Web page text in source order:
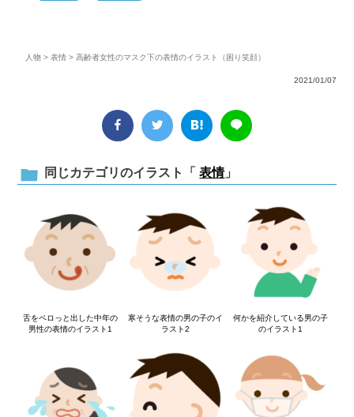
人物 >表情 > 高齢者女性のマスク下の表情のイラスト（困り笑顔）
2021/01/07
同じカテゴリのイラスト「 表情」
舌をペロっと出した中年の
男性の表情のイラスト1
寒そうな表情の男の子のイ
ラスト2
何かを紹介している男の子
のイラスト1